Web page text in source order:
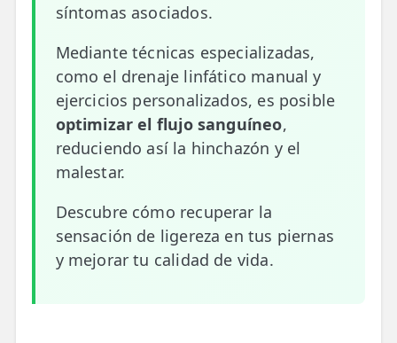
CONTACTO
☎️ 91 005 23 63
📧 Contacta
ESPECIALIDADES
🩻 Fisioterapia Traumatológica
🦴 Osteopatía
🫶 Suelo Pélvico
💆 Masajes Madrid
síntomas asociados.
Mediante técnicas especializadas,
como el drenaje linfático manual y
ejercicios personalizados, es posible
optimizar el flujo sanguíneo,
reduciendo así la hinchazón y el
malestar.
Descubre cómo recuperar la
sensación de ligereza en tus piernas
y mejorar tu calidad de vida.